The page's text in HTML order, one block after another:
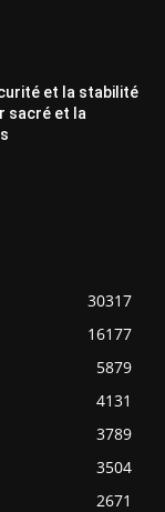
et la stabilité
sacré et la
30317
16177
5879
4131
3789
3504
2671